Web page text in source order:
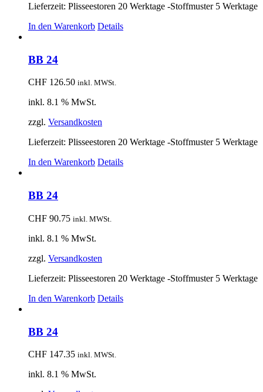
Lieferzeit: Plisseestoren 20 Werktage -Stoffmuster 5 Werktage
In den Warenkorb Details
BB 24
CHF 126.50 inkl. MWSt.
inkl. 8.1 % MwSt.
zzgl. Versandkosten
Lieferzeit: Plisseestoren 20 Werktage -Stoffmuster 5 Werktage
In den Warenkorb Details
BB 24
CHF 90.75 inkl. MWSt.
inkl. 8.1 % MwSt.
zzgl. Versandkosten
Lieferzeit: Plisseestoren 20 Werktage -Stoffmuster 5 Werktage
In den Warenkorb Details
BB 24
CHF 147.35 inkl. MWSt.
inkl. 8.1 % MwSt.